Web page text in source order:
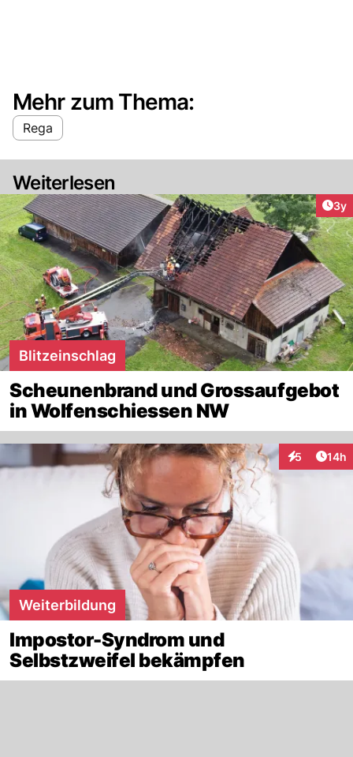
Mehr zum Thema:
Rega
Weiterlesen
3y
Blitzeinschlag
Scheunenbrand und Grossaufgebot
in Wolfenschiessen NW
5
Interaktionen
14h
Weiterbildung
Impostor-Syndrom und
Selbstzweifel bekämpfen